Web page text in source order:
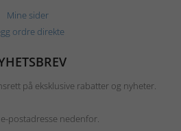
Mine sider
ordre direkte
på eksklusive rabatter og nyheter.
postadresse nedenfor.